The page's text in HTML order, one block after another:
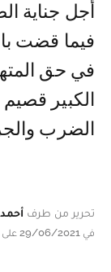
أجل جناية
فيما قضت
في حق
الكبير
الضرب
تحرير من طرف
في 29/06/2021 على الساعة 11:25